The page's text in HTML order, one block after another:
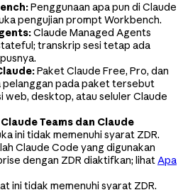
Penggunaan apa pun di Claude
pengujian prompt Workbench.
Claude Managed Agents
transkrip sesi tetap ada
Paket Claude Free, Pro, dan
pelanggan pada paket tersebut
web, desktop, atau seluler Claude
Teams dan Claude
ini tidak memenuhi syarat ZDR.
Claude Code yang digunakan
dengan ZDR diaktifkan; lihatApa
ini tidak memenuhi syarat ZDR.